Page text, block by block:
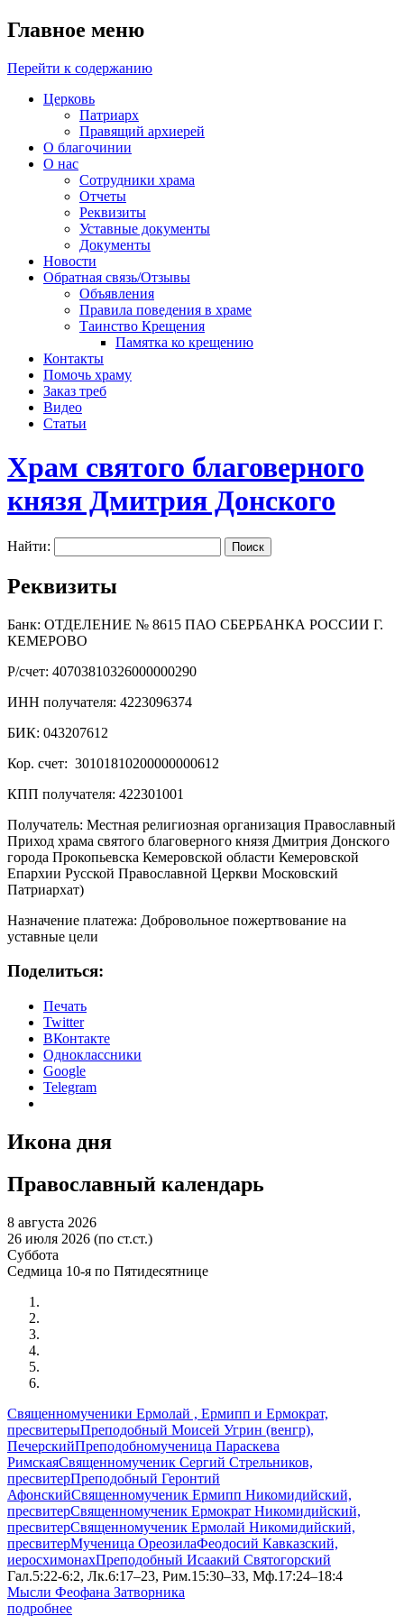
Главное меню
Перейти к содержанию
Церковь
Патриарх
Правящий архиерей
О благочинии
О нас
Сотрудники храма
Отчеты
Реквизиты
Уставные документы
Документы
Новости
Обратная связь/Отзывы
Объявления
Правила поведения в храме
Таинство Крещения
Памятка ко крещению
Контакты
Помочь храму
Заказ треб
Видео
Статьи
Храм святого благоверного
князя Дмитрия Донского
Найти:
Реквизиты
Банк: ОТДЕЛЕНИЕ № 8615 ПАО СБЕРБАНКА РОССИИ Г.
КЕМЕРОВО
Р/счет: 40703810326000000290
ИНН получателя: 4223096374
БИК: 043207612
Кор. счет: 30101810200000000612
КПП получателя: 422301001
Получатель: Местная религиозная организация Православный
Приход храма святого благоверного князя Дмитрия Донского
города Прокопьевска Кемеровской области Кемеровской
Епархии Русской Православной Церкви Московский
Патриархат)
Назначение платежа: Добровольное пожертвование на
уставные цели
Поделиться:
Печать
Twitter
ВКонтакте
Одноклассники
Google
Telegram
Икона дня
Православный календарь
8 августа 2026
26 июля 2026 (по ст.ст.)
Суббота
Седмица 10-я по Пятидесятнице
Священномученики Ермолай , Ермипп и Ермократ,
пресвитерыПреподобный Моисей Угрин (венгр),
ПечерскийПреподобномученица Параскева
РимскаяСвященномученик Сергий Стрельников,
пресвитерПреподобный Геронтий
АфонскийСвященномученик Ермипп Никомидийский,
пресвитерСвященномученик Ермократ Никомидийский,
пресвитерСвященномученик Ермолай Никомидийский,
пресвитерМученица ОреозилаФеодосий Кавказский,
иеросхимонахПреподобный Исаакий Святогорский
Гал.5:22-6:2, Лк.6:17–23, Рим.15:30–33, Мф.17:24–18:4
Мысли Феофана Затворника
подробнее